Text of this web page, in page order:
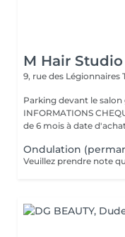
M Hair Studio
9, rue des Légionnaires
Parking devant le
INFORMATIONS CHEQUES
de 6 mois à date
Ondulation